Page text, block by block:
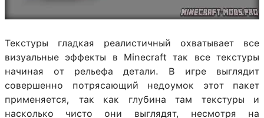
Текстуры гладкая реалистичный охватывает все
визуальные эффекты в Minecraft так все текстуры
начиная от рельефа детали. В игре выглядит
совершенно потрясающий недоумок этот пакет
применяется, так как глубина там текстуры и
насколько чисто они выглядят, несмотря на